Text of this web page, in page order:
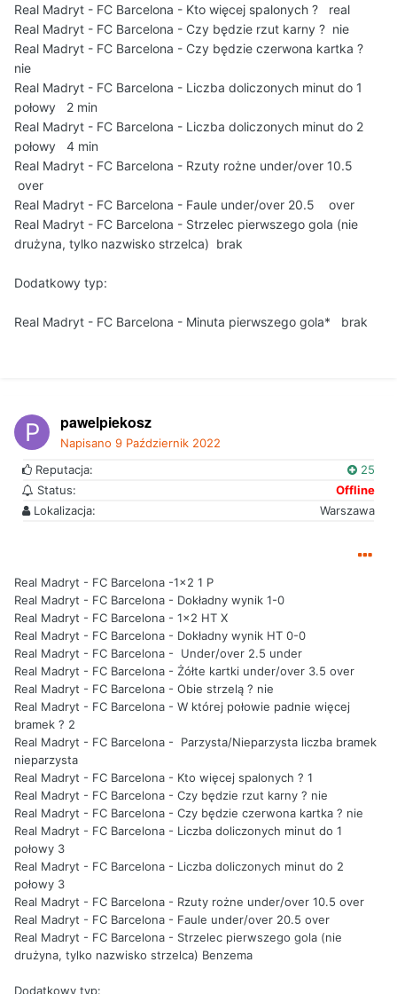
Real Madryt - FC Barcelona - Kto więcej spalonych ? real
Real Madryt - FC Barcelona - Czy będzie rzut karny ? nie
Real Madryt - FC Barcelona - Czy będzie czerwona kartka ?
nie
Real Madryt - FC Barcelona - Liczba doliczonych minut do 1
połowy 2 min
Real Madryt - FC Barcelona - Liczba doliczonych minut do 2
połowy 4 min
Real Madryt - FC Barcelona - Rzuty rożne under/over 10.5
over
Real Madryt - FC Barcelona - Faule under/over 20.5 over
Real Madryt - FC Barcelona - Strzelec pierwszego gola (nie
drużyna, tylko nazwisko strzelca) brak
Dodatkowy typ:
Real Madryt - FC Barcelona - Minuta pierwszego gola* brak
pawelpiekosz
Napisano 9 Październik 2022
Reputacja:
25
Status:
Offline
Lokalizacja:
Warszawa
Real Madryt - FC Barcelona -1x2 1 P
Real Madryt - FC Barcelona - Dokładny wynik 1-0
Real Madryt - FC Barcelona - 1x2 HT X
Real Madryt - FC Barcelona - Dokładny wynik HT 0-0
Real Madryt - FC Barcelona - Under/over 2.5 under
Real Madryt - FC Barcelona - Żółte kartki under/over 3.5 over
Real Madryt - FC Barcelona - Obie strzelą ? nie
Real Madryt - FC Barcelona - W której połowie padnie więcej
bramek ? 2
Real Madryt - FC Barcelona - Parzysta/Nieparzysta liczba bramek
nieparzysta
Real Madryt - FC Barcelona - Kto więcej spalonych ? 1
Real Madryt - FC Barcelona - Czy będzie rzut karny ? nie
Real Madryt - FC Barcelona - Czy będzie czerwona kartka ? nie
Real Madryt - FC Barcelona - Liczba doliczonych minut do 1
połowy 3
Real Madryt - FC Barcelona - Liczba doliczonych minut do 2
połowy 3
Real Madryt - FC Barcelona - Rzuty rożne under/over 10.5 over
Real Madryt - FC Barcelona - Faule under/over 20.5 over
Real Madryt - FC Barcelona - Strzelec pierwszego gola (nie
drużyna, tylko nazwisko strzelca) Benzema
Dodatkowy typ: